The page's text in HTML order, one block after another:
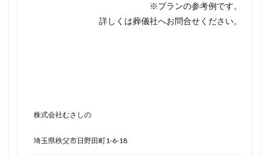
※プランの参考例です。
詳しくは葬儀社へお問合せください。
株式会社むさしの
埼玉県秩父市日野田町1-6-18